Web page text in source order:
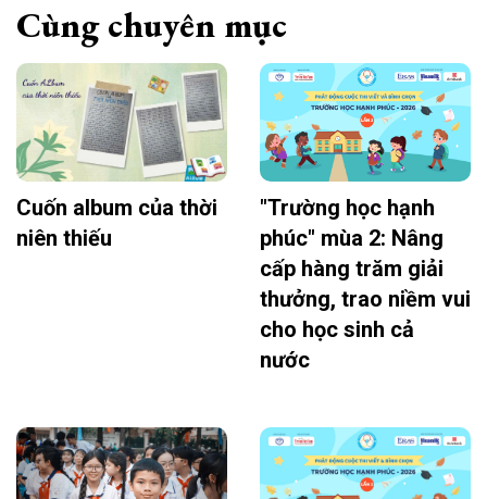
Cùng chuyên mục
Cuốn album của thời
niên thiếu
"Trường học hạnh
phúc" mùa 2: Nâng
cấp hàng trăm giải
thưởng, trao niềm vui
cho học sinh cả
nước